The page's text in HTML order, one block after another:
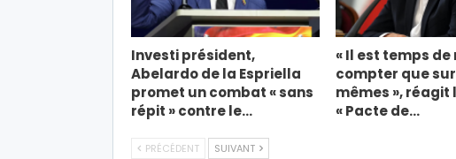
Investi président,
Abelardo de la Espriella
promet un combat « sans
répit » contre le…
« Il est temps de
compter que
mêmes », réagit
« Pacte de…
PRÉCÉDENT SUIVANT